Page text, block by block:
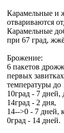
Карамельные и
отвариваются
Карамельные
при 67 град,
Брожение:
6 пакетов
первых
температуры до
10град - 7 дней,
14град - 2 дня,
14-->0 - 7 дней,
0град - 14 дней.